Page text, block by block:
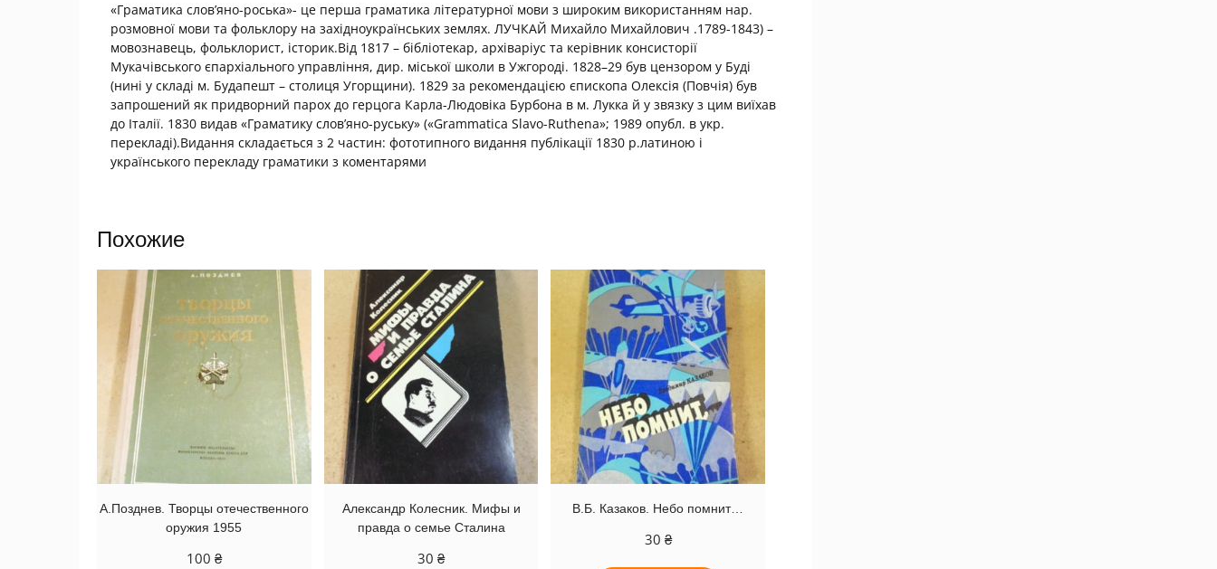
«Граматика слов’яно-роська»- це перша граматика літературної мови з широким використанням нар.
розмовної мови та фольклору на західноукраїнських землях. ЛУЧКАЙ Михайло Михайлович .1789-1843) –
мовознавець, фольклорист, історик.Від 1817 – бібліотекар, архіваріус та керівник консисторії
Мукачівського єпархіального управління, дир. міської школи в Ужгороді. 1828–29 був цензором у Буді
(нині у складі м. Будапешт – столиця Угорщини). 1829 за рекомендацією єпископа Олексія (Повчія) був
запрошений як придворний парох до герцога Карла-Людовіка Бурбона в м. Лукка й у звязку з цим виїхав
до Італії. 1830 видав «Граматику слов’яно-руську» («Grammatica Slavo-Ruthena»; 1989 опубл. в укр.
перекладі).Видання складається з 2 частин: фототипного видання публікації 1830 р.латиною і
українського перекладу граматики з коментарями
Похожие
А.Позднев. Творцы отечественного
оружия 1955
100 ₴
Александр Колесник. Мифы и
правда о семье Сталина
30 ₴
В.Б. Казаков. Небо помнит…
30 ₴